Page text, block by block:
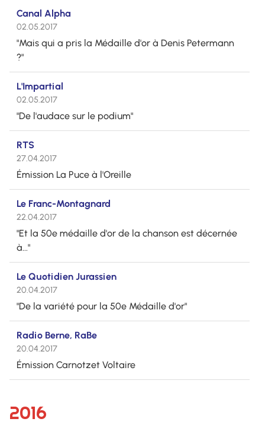
Canal Alpha
02.05.2017
"Mais qui a pris la Médaille d'or à Denis Petermann
?"
L'Impartial
02.05.2017
"De l'audace sur le podium"
RTS
27.04.2017
Émission La Puce à l'Oreille
Le Franc-Montagnard
22.04.2017
"Et la 50e médaille d'or de la chanson est décernée
à..."
Le Quotidien Jurassien
20.04.2017
"De la variété pour la 50e Médaille d'or"
Radio Berne, RaBe
20.04.2017
Émission Carnotzet Voltaire
2016